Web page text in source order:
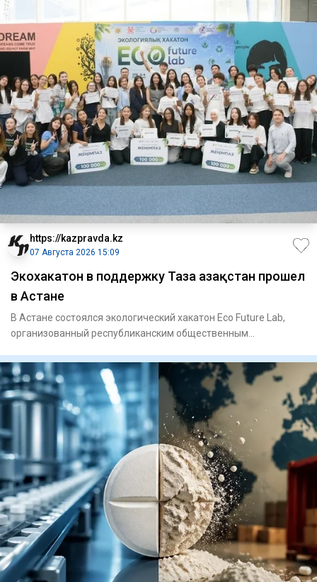
https://kazpravda.kz
07 Августа 2026 15:09
Экохакатон в поддержку Таза Қазақстан прошел
в Астане
В Астане состоялся экологический хакатон Eco Future Lab,
организованный республиканским общественным